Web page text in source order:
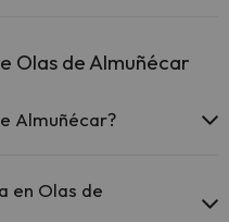
Olas de Almuñécar
Almuñécar?
Fi gratuito en zonas
en Olas de